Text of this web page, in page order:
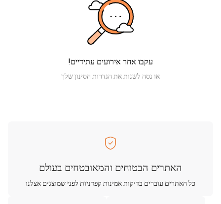
עקבו אחר אירועים עתידיים!
או נסה לשנות את הגדרות הסינון שלך
האתרים הבטוחים והמאובטחים בעולם
כל האתרים עוברים בדיקות אמינות קפדניות לפני שמוצגים אצלנו